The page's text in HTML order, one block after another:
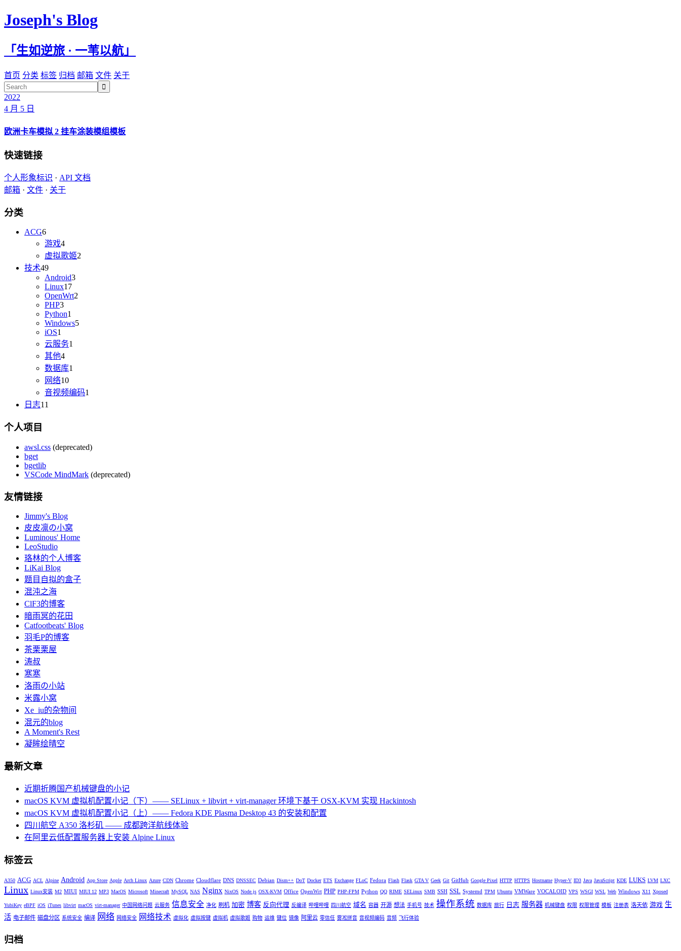
Joseph's Blog
「生如逆旅 · 一苇以航」
首页 分类 标签 归档 邮箱 文件 关于

2022
4 月 5 日
欧洲卡车模拟 2 挂车涂装模组模板
快速链接
个人形象标识 · API 文档
邮箱 · 文件 · 关于
分类
ACG6
游戏4
虚拟歌姬2
技术49
Android3
Linux17
OpenWrt2
PHP3
Python1
Windows5
iOS1
云服务1
其他4
数据库1
网络10
音视频编码1
日志11
个人项目
awsl.css (deprecated)
bget
bgetlib
VSCode MindMark (deprecated)
友情链接
Jimmy's Blog
皮皮凛の小窝
Luminous' Home
LeoStudio
珞林的个人博客
LiKai Blog
题目自拟的盒子
混沌之海
ClF3的博客
暗雨冥的花田
Catfootbeats' Blog
羽毛P的博客
茶栗栗屋
涛叔
寒寒
洛雨の小站
米露小窝
Xe_iu的杂物间
混元的blog
A Moment's Rest
凝眸绘晴空
最新文章
近期折腾国产机械键盘的小记
macOS KVM 虚拟机配置小记（下）—— SELinux + libvirt + virt-manager 环境下基于 OSX-KVM 实现 Hackintosh
macOS KVM 虚拟机配置小记（上）—— Fedora KDE Plasma Desktop 43 的安装和配置
四川航空 A350 洛杉矶 —— 成都跨洋航线体验
在阿里云低配置服务器上安装 Alpine Linux
标签云
A350 ACG ACL Alpine Android App Store Apple Arch Linux Azure CDN Chrome Cloudflare DNS DNSSEC Debian Dism++ DoT Docker ETS Exchange FLoC Fedora Flash Flask GTA V Geek Git GitHub Google Pixel HTTP HTTPS Hostname Hyper-V ID3 Java JavaScript KDE LUKS LVM LXC
Linux Linux安装 M2 MIUI MIUI 12 MP3 MacOS Microsoft Minecraft MySQL NAS Nginx NixOS Node.js OSX-KVM Office OpenWrt PHP PHP-FPM Python QQ RIME SELinux SMB SSH SSL Systemd TPM Ubuntu VMWare VOCALOID VPS WSGI WSL Web Windows X11 Xposed
YubiKey eBPF iOS iTunes libvirt macOS virt-manager 中国网络问题 云服务 信息安全 净化 刷机 加密 博客 反向代理 反编译 哔哩哔哩 四川航空 域名 容器 开源 想法 手机号 技术 操作系统 数据库 旅行 日志 服务器 机械键盘 权限 权限管理 模板 注册表 洛天依 游戏 生
活 电子邮件 磁盘分区 系统安全 编译 网络 网络安全 网络技术 虚拟化 虚拟按键 虚拟机 虚拟歌姬 购物 运维 键位 镜像 阿里云 零信任 雾凇拼音 音视频编码 音频 飞行体验
归档